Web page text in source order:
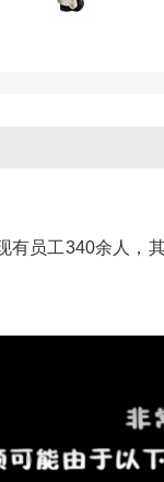
有员工340余人，